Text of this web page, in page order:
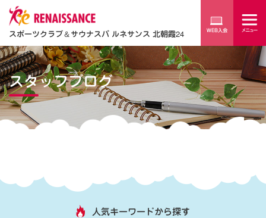
スポーツクラブ＆サウナスパ ルネサンス 北朝霞24
スタッフブログ
人気キーワードから探す